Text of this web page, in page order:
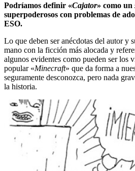
Podríamos definir «Cajator» como un
superpoderosos con problemas de
ESO.
Lo que deben ser anécdotas del autor y
mano con la ficción más alocada y
algunos evidentes como pueden ser los
popular «Minecraft» que da forma a
seguramente desconozca, pero nada
la historia.